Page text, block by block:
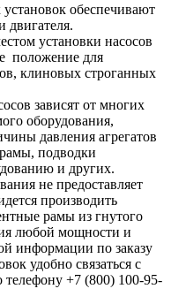
обеспечивают
двигателя.
установки насосов
положение для
клиновых строганных
зависят от многих
оборудования,
давления агрегатов
подводки
и других.
не предоставляет
производить
рамы из гнутого
любой мощности и
информации по заказу
удобно связаться с
+7 (800) 100-95-